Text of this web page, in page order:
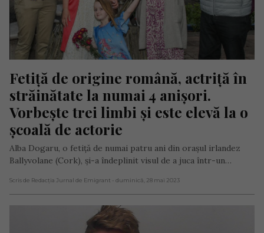
Fetiță de origine română, actriță în
străinătate la numai 4 anișori.
Vorbește trei limbi și este elevă la o
școală de actorie
Alba Dogaru, o fetiță de numai patru ani din orașul irlandez
Ballyvolane (Cork), și-a îndeplinit visul de a juca într-un…
Scris de Redacția Jurnal de Emigrant - duminică, 28 mai 2023